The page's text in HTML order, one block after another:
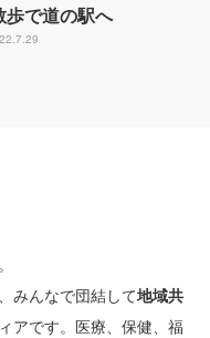
歩で道の駅へ
みんなで団結して地域共
です。 医療、保健、福